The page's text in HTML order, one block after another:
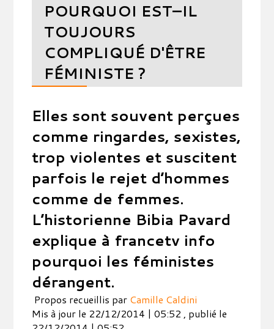
POURQUOI EST–IL
TOUJOURS
COMPLIQUÉ D'ÊTRE
FÉMINISTE ?
Elles sont souvent perçues
comme ringardes, sexistes,
trop violentes et suscitent
parfois le rejet d’hommes
comme de femmes.
L’historienne Bibia Pavard
explique à francetv info
pourquoi les féministes
dérangent.
Propos recueillis par Camille Caldini
Mis à jour le 22/12/2014 | 05:52 , publié le